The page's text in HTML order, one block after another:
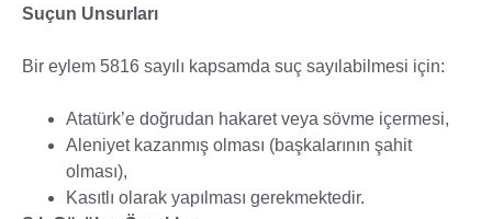
Suçun Unsurları
Bir eylem 5816 sayılı kapsamda suç sayılabilmesi için:
Atatürk’e doğrudan hakaret veya sövme içermesi,
Aleniyet kazanmış olması (başkalarının şahit
olması),
Kasıtlı olarak yapılması gerekmektedir.